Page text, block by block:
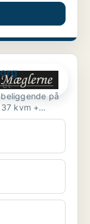
et